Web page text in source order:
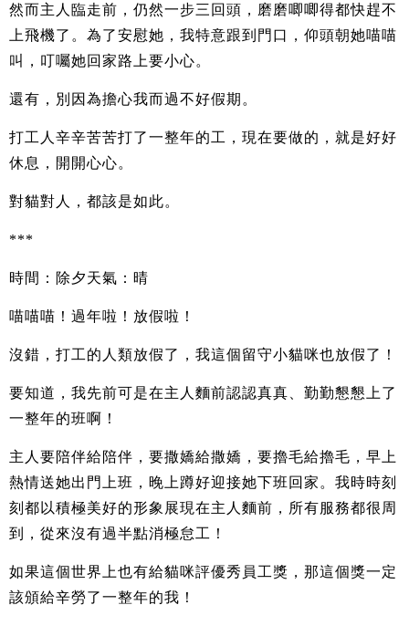
然而主人臨走前，仍然一步三回頭，磨磨唧唧得都快趕不
上飛機了。為了安慰她，我特意跟到門口，仰頭朝她喵喵
叫，叮囑她回家路上要小心。
還有，別因為擔心我而過不好假期。
打工人辛辛苦苦打了一整年的工，現在要做的，就是好好
休息，開開心心。
對貓對人，都該是如此。
***
時間：除夕天氣：晴
喵喵喵！過年啦！放假啦！
沒錯，打工的人類放假了，我這個留守小貓咪也放假了！
要知道，我先前可是在主人麵前認認真真、勤勤懇懇上了
一整年的班啊！
主人要陪伴給陪伴，要撒嬌給撒嬌，要擼毛給擼毛，早上
熱情送她出門上班，晚上蹲好迎接她下班回家。我時時刻
刻都以積極美好的形象展現在主人麵前，所有服務都很周
到，從來沒有過半點消極怠工！
如果這個世界上也有給貓咪評優秀員工獎，那這個獎一定
該頒給辛勞了一整年的我！